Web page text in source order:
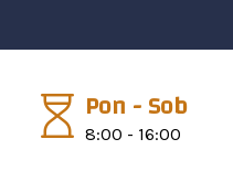
Pon - Sob
8:00 - 16:00